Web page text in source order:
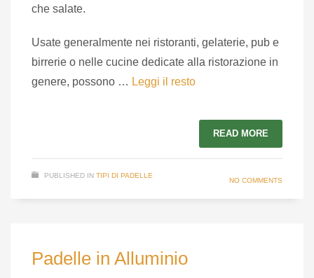
che salate.
Usate generalmente nei ristoranti, gelaterie, pub e
birrerie o nelle cucine dedicate alla ristorazione in
genere, possono … Leggi il resto
READ MORE
PUBLISHED IN TIPI DI PADELLE
NO COMMENTS
Padelle in Alluminio